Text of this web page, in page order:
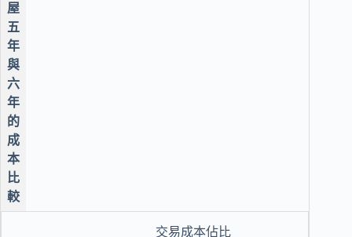
屋
五
年
與
六
年
的
成
本
比
較
交易成本佔比